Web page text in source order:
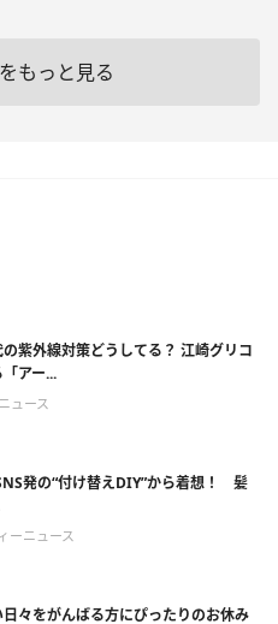
もっと見る
紫外線対策どうしてる？ 江崎グリコ
アー...
ュース
発の“付け替えDIY”から着想！ 髪
ーニュース
々をがんばる方にぴったりのお休み